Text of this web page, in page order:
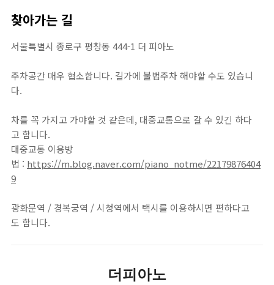
찾아가는 길
서울특별시 종로구 평창동 444-1 더 피아노
주차공간 매우 협소합니다. 길가에 불법주차 해야할 수도 있습니
다.
차를 꼭 가지고 가야할 것 같은데, 대중교통으로 갈 수 있긴 하다
고 합니다.
대중교통 이용방
법 : https://m.blog.naver.com/piano_notme/22179876404
9
광화문역 / 경복궁역 / 시청역에서 택시를 이용하시면 편하다고
도 합니다.